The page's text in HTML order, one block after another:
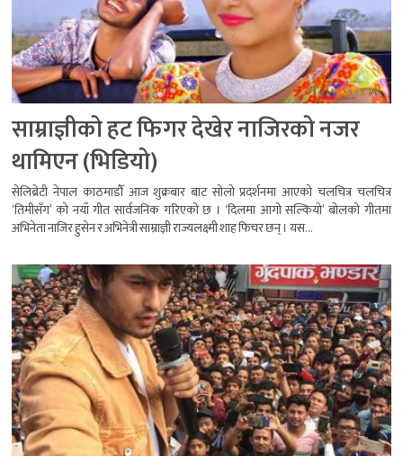
साम्राज्ञीको हट फिगर देखेर नाजिरको नजर
थामिएन (भिडियो)
सेलिब्रेटी नेपाल काठमाडौँ आज शुक्रबार बाट सोलो प्रदर्शनमा आएको चलचित्र चलचित्र
‘तिमीसँग’ को नयाँ गीत सार्वजनिक गरिएको छ । ‘दिलमा आगो सल्कियो’ बोलको गीतमा
अभिनेता नाजिर हुसेन र अभिनेत्री साम्राज्ञी राज्यलक्ष्मी शाह फिचर छन् । यस...